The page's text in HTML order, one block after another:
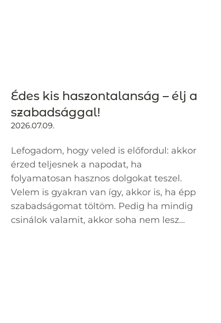
Édes kis haszontalanság – élj a
szabadsággal!
2026.07.09.
Lefogadom, hogy veled is előfordul: akkor
érzed teljesnek a napodat, ha
folyamatosan hasznos dolgokat teszel.
Velem is gyakran van így, akkor is, ha épp
szabadságomat töltöm. Pedig ha mindig
csinálok valamit, akkor soha nem lesz...